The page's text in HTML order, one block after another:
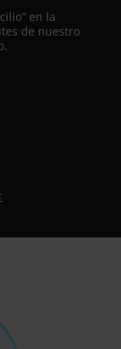
en la
de nuestro